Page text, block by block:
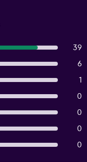
39
6
1
0
0
0
0